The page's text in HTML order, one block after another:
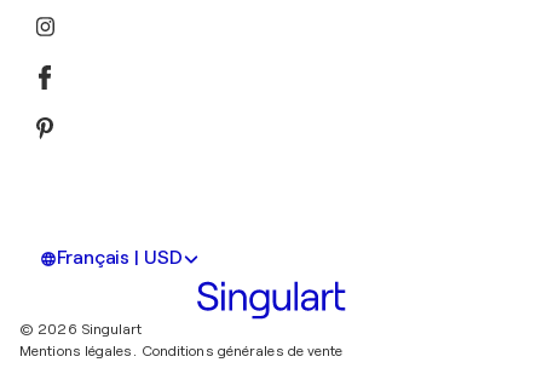
Français | USD
© 2026 Singulart
Mentions légales. Conditions générales de vente